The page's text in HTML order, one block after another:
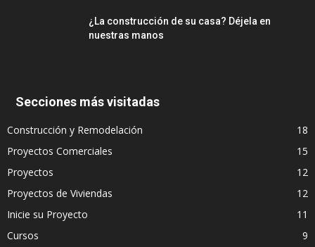
¿La construcción de su casa? Déjela en
nuestras manos
Secciones más visitadas
Construcción y Remodelación
18
Proyectos Comerciales
15
Proyectos
12
Proyectos de Viviendas
12
Inicie su Proyecto
11
Cursos
9